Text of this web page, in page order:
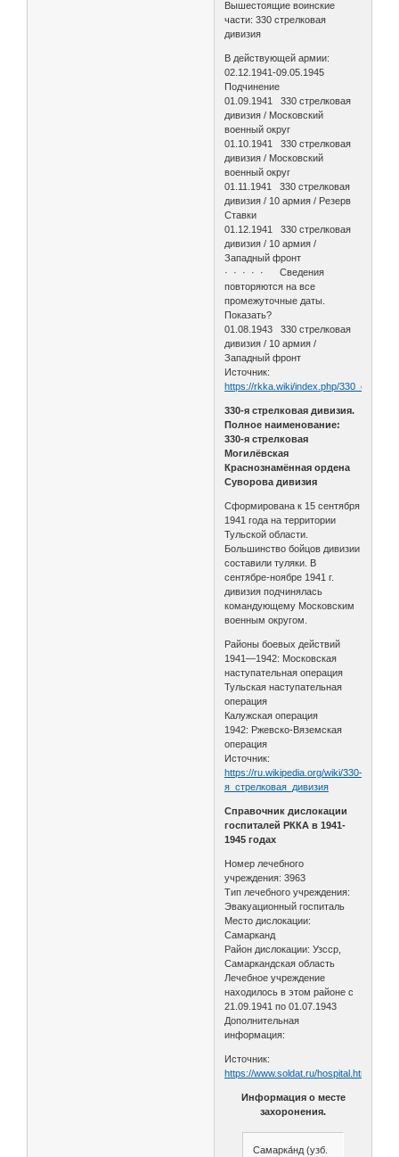
Вышестоящие воинские
части: 330 стрелковая
дивизия
В действующей армии:
02.12.1941-09.05.1945
Подчинение
01.09.1941 330 стрелковая
дивизия / Московский
военный округ
01.10.1941 330 стрелковая
дивизия / Московский
военный округ
01.11.1941 330 стрелковая
дивизия / 10 армия / Резерв
Ставки
01.12.1941 330 стрелковая
дивизия / 10 армия /
Западный фронт
· · · · · Сведения
повторяются на все
промежуточные даты.
Показать?
01.08.1943 330 стрелковая
дивизия / 10 армия /
Западный фронт
Источник:
https://rkka.wiki/index.php/
330-я стрелковая дивизия.
Полное наименование:
330-я стрелковая
Могилёвская
Краснознамённая ордена
Суворова дивизия
Сформирована к 15 сентября
1941 года на территории
Тульской области.
Большинство бойцов дивизии
составили туляки. В
сентябре-ноябре 1941 г.
дивизия подчинялась
командующему Московским
военным округом.
Районы боевых действий
1941—1942: Московская
наступательная операция
Тульская наступательная
операция
Калужская операция
1942: Ржевско-Вяземская
операция
Источник:
https://ru.wikipedia.org/wiki/330-
я_стрелковая_дивизия
Справочник дислокации
госпиталей РККА в 1941-
1945 годах
Номер лечебного
учреждения: 3963
Тип лечебного учреждения:
Эвакуационный госпиталь
Место дислокации:
Самарканд
Район дислокации: Узсср,
Самаркандская область
Лечебное учреждение
находилось в этом районе с
21.09.1941 по 01.07.1943
Дополнительная
информация:
Источник:
https://www.soldat.ru/hospital.html
Информация о месте
захоронения.
Самарка́нд (узб.